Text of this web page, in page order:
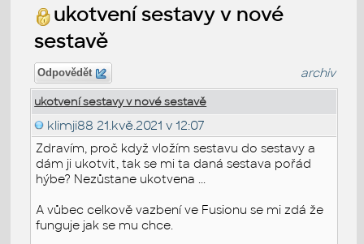
ukotvení sestavy v nové
sestavě
Odpovědět archiv
ukotvení sestavy v nové sestavě
klimji88 21.kvě.2021 v 12:07
Zdravím, proč když vložím sestavu do sestavy a
dám ji ukotvit, tak se mi ta daná sestava pořád
hýbe? Nezůstane ukotvena ...
A vůbec celkově vazbení ve Fusionu se mi zdá že
funguje jak se mu chce.